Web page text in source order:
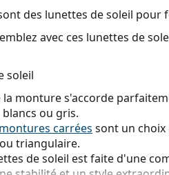
des lunettes de soleil pour
avec ces lunettes de
soleil
monture s'accorde
ou gris.
carrées sont un
triangulaire.
de soleil est faite d'une